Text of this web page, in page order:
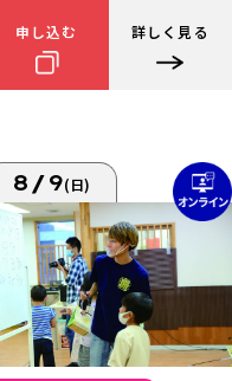
申し込む 詳しく見る
8/9(日)